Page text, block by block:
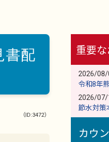
書配
（ID:3472）
重要
2026/08/
令和8年
2026/07/
節水対策
カウ